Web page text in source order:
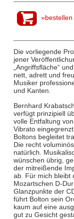
»bestellen
Die vorliegende
jener
„Angriffsfläche“
nett, adrett und
Musiker
und Kanten.
Bernhard
verfügt prinzipiell
volle Entfaltung
Vibrato
Boltons begleitet
Die recht
natürlich.
wünschen übrig,
der mitreißende
ab. Für mich bleibt
Mozartschen D-
Glanzpunkte der
führt Bolton sein
kaum auf eine
gut zu Gesicht